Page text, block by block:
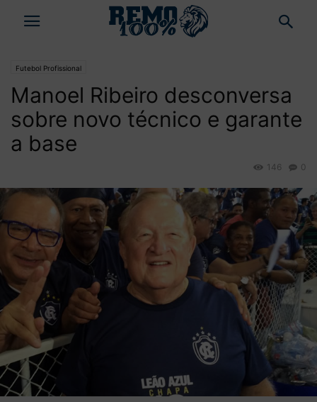
Futebol Profissional
Manoel Ribeiro desconversa
sobre novo técnico e garante
a base
0
146